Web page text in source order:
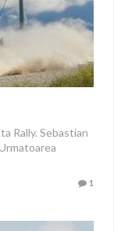
Rally. Sebastian
1